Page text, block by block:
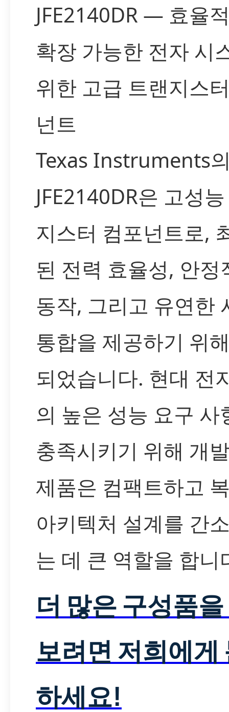
JFE2140DR — 효율
확장 가능한 전자 시
위한 고급 트랜지스
넌트
Texas Instruments
JFE2140DR은 고성
지스터 컴포넌트로,
된 전력 효율성, 안정
동작, 그리고 유연한
통합을 제공하기 위
되었습니다. 현대 전
의 높은 성능 요구 사
충족시키기 위해 개
제품은 컴팩트하고
아키텍처 설계를 간
는 데 큰 역할을 합니
더 많은 구성품
보려면 저희에게
하세요!